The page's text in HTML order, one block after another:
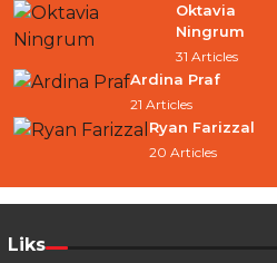
Oktavia
Ningrum
31 Articles
Ardina Praf
21 Articles
Ryan Farizzal
20 Articles
Liks